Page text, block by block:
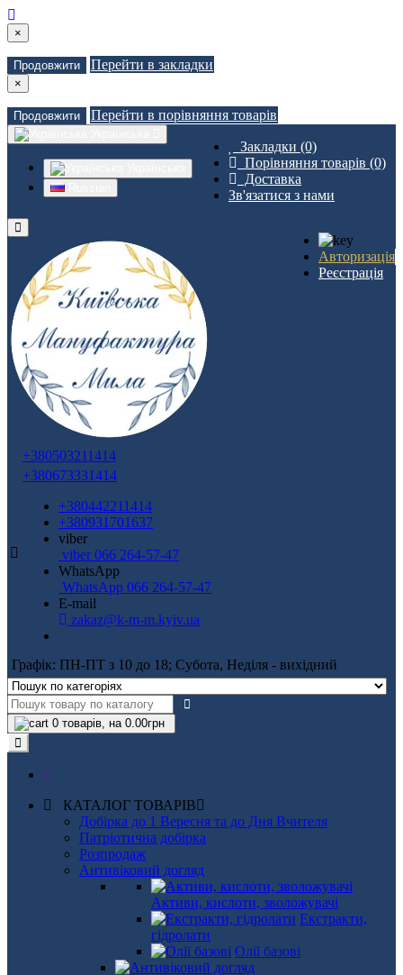
×
Продовжити Перейти в закладки
×
Продовжити Перейти в порівняння товарів
Закладки (0)
Порівняння товарів (0)
Доставка
Зв'язатися з нами
Авторизація
Реєстрація
+380503211414
+380673331414
+380442211414
+380931701637
viber
viber 066 264-57-47
WhatsApp
WhatsApp 066 264-57-47
E-mail
zakaz@k-m-m.kyiv.ua
Графік: ПН-ПТ з 10 до 18; Субота, Неділя - вихідний
0 товарів, на 0.00грн
КАТАЛОГ ТОВАРІВ
Добірка до 1 Вересня та до Дня Вчителя
Патріотична добірка
Розпродаж
Антивіковий догляд
Активи, кислоти, зволожувачі
Екстракти,
гідролати
Олії базові